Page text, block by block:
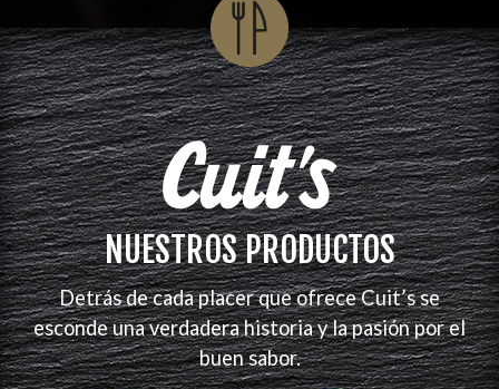
NUESTROS PRODUCTOS
Detrás de cada placer que ofrece Cuit’s se
esconde una verdadera historia y la pasión por el
buen sabor.